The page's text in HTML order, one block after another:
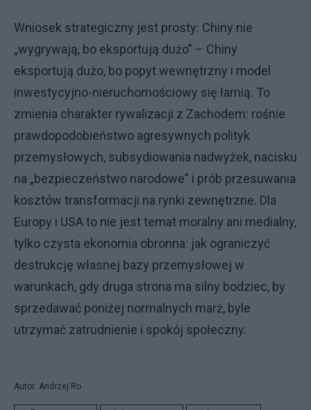
Wniosek strategiczny jest prosty: Chiny nie
„wygrywają, bo eksportują dużo” – Chiny
eksportują dużo, bo popyt wewnętrzny i model
inwestycyjno-nieruchomościowy się łamią. To
zmienia charakter rywalizacji z Zachodem: rośnie
prawdopodobieństwo agresywnych polityk
przemysłowych, subsydiowania nadwyżek, nacisku
na „bezpieczeństwo narodowe” i prób przesuwania
kosztów transformacji na rynki zewnętrzne. Dla
Europy i USA to nie jest temat moralny ani medialny,
tylko czysta ekonomia obronna: jak ograniczyć
destrukcję własnej bazy przemysłowej w
warunkach, gdy druga strona ma silny bodziec, by
sprzedawać poniżej normalnych marż, byle
utrzymać zatrudnienie i spokój społeczny.
Autor: Andrzej Ro